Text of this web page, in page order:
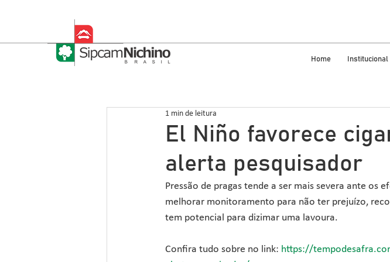
Home Institucional
El Niño favorece
alerta pesquisador
1 min de leitura
Pressão de pragas tende a ser mais severa ante os
melhorar monitoramento para não ter prejuízo,
tem potencial para dizimar uma lavoura.
Confira tudo sobre no link: https://